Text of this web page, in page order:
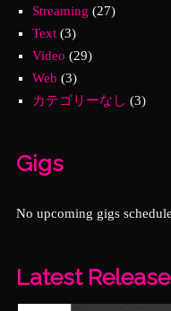
Streaming (27)
Text(3)
Video (29)
Web (3)
カテゴリーなし (3)
Gigs
No upcoming gigs
Latest Release